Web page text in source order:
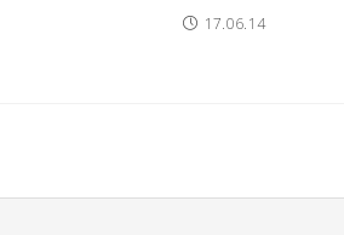
17.06.14